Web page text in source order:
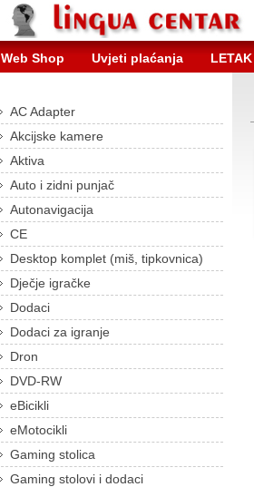
Web Shop Uvjeti plaćanja LETAK
AC Adapter
Akcijske kamere
Aktiva
Auto i zidni punjač
Autonavigacija
CE
Desktop komplet (miš, tipkovnica)
Dječje igračke
Dodaci
Dodaci za igranje
Dron
DVD-RW
eBicikli
eMotocikli
Gaming stolica
Gaming stolovi i dodaci